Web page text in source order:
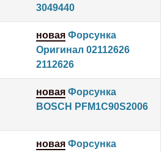
3049440
новая Форсунка
Оригинал 02112626
2112626
новая Форсунка
BOSCH PFM1C90S2006
новая Форсунка